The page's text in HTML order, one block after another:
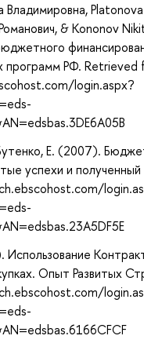
& Kononov
программ РФ. Retrieved
login.aspx?
Е. (2007).
успехи и
Использование
Опыт Развитых